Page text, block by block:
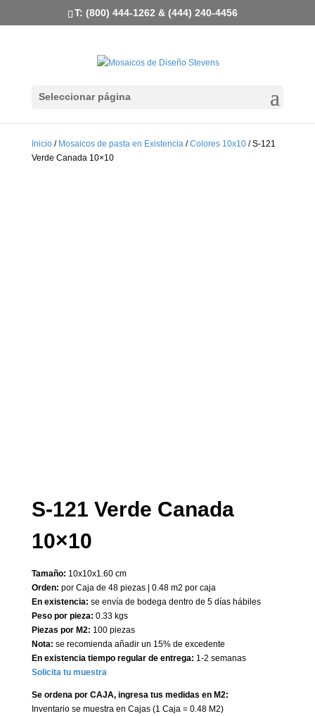
T: (800) 444-1262 & (444) 240-4456
Seleccionar página
Inicio/ Mosaicos de pasta en Existencia/Colores 10x10/ S-121
Verde Canada 10×10
S-121 Verde Canada
10×10
Tamaño: 10x10x1.60 cm
Orden: por Caja de 48 piezas | 0.48 m2 por caja
En existencia: se envía de bodega dentro de 5 días hábiles
Peso por pieza: 0.33 kgs
Piezas por M2: 100 piezas
Nota: se recomienda añadir un 15% de excedente
En existencia tiempo regular de entrega: 1-2 semanas
Solicita tu muestra
Se ordena por CAJA, ingresa tus medidas en M2:
Inventario se muestra en Cajas (1 Caja = 0.48 M2)